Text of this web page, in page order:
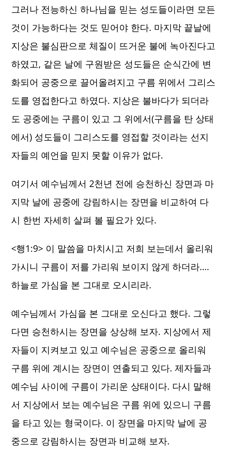
그러나 전능하신 하나님을 믿는 성도들이라면 모든
것이 가능하다는 것도 믿어야 한다. 마지막 끝날에
지상은 불심판으로 체질이 뜨거운 불에 녹아진다고
하였고, 같은 날에 구원받은 성도들은 순식간에 변
화되어 공중으로 끌어올려지고 구름 위에서 그리스
도를 영접한다고 하였다. 지상은 불바다가 되더라
도 공중에는 구름이 있고 그 위에서(구름을 탄 상태
에서) 성도들이 그리스도를 영접할 것이라는 선지
자들의 예언을 믿지 못할 이유가 없다.
여기서 예수님께서 2천년 전에 승천하신 장면과 마
지막 날에 공중에 강림하시는 장면을 비교하여 다
시 한번 자세히 살펴 볼 필요가 있다.
​<행1:9> 이 말씀을 마치시고 저희 보는데서 올리워
가시니 구름이 저를 가리워 보이지 않게 하더라….
하늘로 가심을 본 그대로 오시리라.
예수님께서 가심을 본 그대로 오신다고 했다. 그렇
다면 승천하시는 장면을 상상해 보자. 지상에서 제
자들이 지켜보고 있고 예수님은 공중으로 올리워
구름 위에 계시는 장면이 연출되고 있다. 제자들과
예수님 사이에 구름이 가리운 상태이다. 다시 말해
서 지상에서 보는 예수님은 구름 위에 있으니 구름
을 타고 있는 형국이다. 이 장면을 마지막 날에 공
중으로 강림하시는 장면과 비교해 보자.